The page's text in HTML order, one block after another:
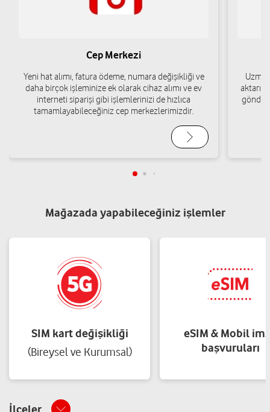
Kardeşler İletişim Cevdet Gürbüz
Dicle İletişim-Musa Akın
İslambey Mah. Cumhuriyet Cad. No:31 Kozluk/Batman
KOMANDO MAH. İPEK YOLU CAD. A.MECIT ISIK DÜKKANLARI 10
Cep Merkezi
Yeni hat alımı, fatura ödeme, numara değişikliği ve
daha birçok işleminize ek olarak cihaz alımı ve ev
interneti siparişi gibi işlemlerinizi de hızlıca
tamamlayabileceğiniz cep merkezlerimizdir.
Mağazada yapabileceğiniz işlemler
SIM kart değişikliği
(Bireysel ve Kurumsal)
eSIM & Mobil
başvuruları
İlçeler